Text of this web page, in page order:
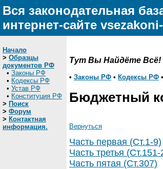
Вся законодательная
интернет-сайте
Начало
> Образцы
документов РФ
• Законы РФ
• Кодексы РФ
• Устав РФ
• Конституция РФ
> Поиск
> Форум
> Контактная
информация.
Тут Вы Найдёте Всё!
• Законы РФ • Кодексы РФ •
Бюджетный
Вернуться
Часть первая (Ст.1-9)
Часть третья (Ст.151-
Часть пятая (Ст.307)